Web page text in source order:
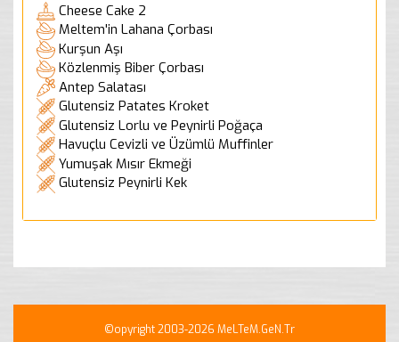
Cheese Cake 2
Meltem'in Lahana Çorbası
Kurşun Aşı
Közlenmiş Biber Çorbası
Antep Salatası
Glutensiz Patates Kroket
Glutensiz Lorlu ve Peynirli Poğaça
Havuçlu Cevizli ve Üzümlü Muffinler
Yumuşak Mısır Ekmeği
Glutensiz Peynirli Kek
©opyright 2003-2026 MeLTeM.GeN.Tr